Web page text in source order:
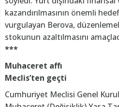
kazandırılmasının önemli
vurgulayan Berova,
stokunun azaltılmasını
***
Muhaceret affı
Meclis’ten geçti
Cumhuriyet Meclisi Genel